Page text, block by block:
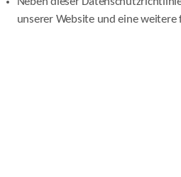
unserer Website und eine